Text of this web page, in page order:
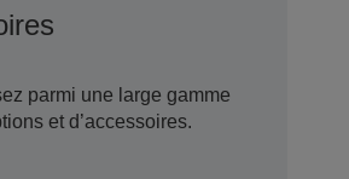
parmi une large gamme
et d’accessoires.